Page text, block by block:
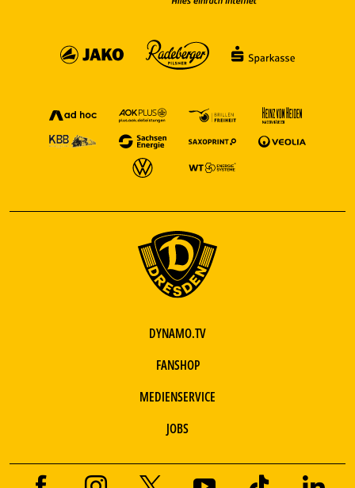
DYNAMO.TV
FANSHOP
MEDIENSERVICE
JOBS